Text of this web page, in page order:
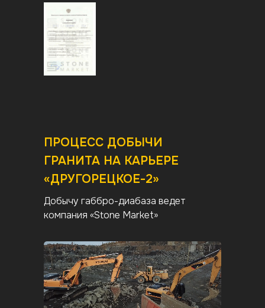
ПРОЦЕСС ДОБЫЧИ
ГРАНИТА НА КАРЬЕРЕ
«ДРУГОРЕЦКОЕ-2»
Добычу габбро-диабаза ведет
компания «Stone Market»